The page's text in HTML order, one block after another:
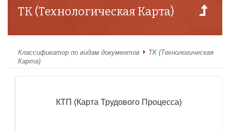
ТК (Технологическая Карта)
Классификатор по видам документов
ТК (Технологическая
Карта)
КТП (Карта Трудового Процесса)